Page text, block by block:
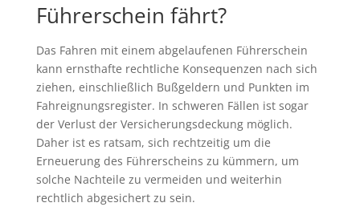
Führerschein fährt?
Das Fahren mit einem abgelaufenen Führerschein
kann ernsthafte rechtliche Konsequenzen nach sich
ziehen, einschließlich Bußgeldern und Punkten im
Fahreignungsregister. In schweren Fällen ist sogar
der Verlust der Versicherungsdeckung möglich.
Daher ist es ratsam, sich rechtzeitig um die
Erneuerung des Führerscheins zu kümmern, um
solche Nachteile zu vermeiden und weiterhin
rechtlich abgesichert zu sein.